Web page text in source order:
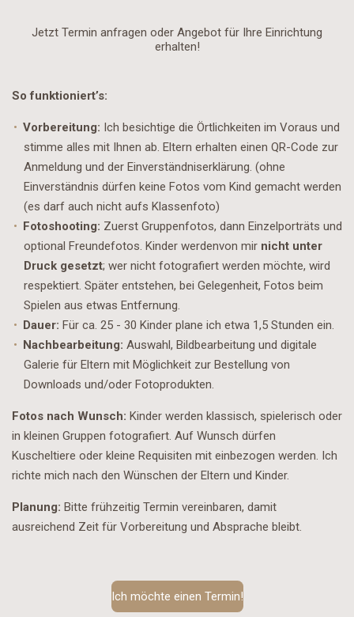
Jetzt Termin anfragen oder Angebot für Ihre Einrichtung
erhalten!
So funktioniert’s:
Vorbereitung: Ich besichtige die Örtlichkeiten im Voraus und
stimme alles mit Ihnen ab. Eltern erhalten einen QR-Code zur
Anmeldung und der Einverständniserklärung. (ohne
Einverständnis dürfen keine Fotos vom Kind gemacht werden
(es darf auch nicht aufs Klassenfoto)
Fotoshooting: Zuerst Gruppenfotos, dann Einzelporträts und
optional Freundefotos. Kinder werdenvon mir nicht unter
Druck gesetzt; wer nicht fotografiert werden möchte, wird
respektiert. Später entstehen, bei Gelegenheit, Fotos beim
Spielen aus etwas Entfernung.
Dauer: Für ca. 25 - 30 Kinder plane ich etwa 1,5 Stunden ein.
Nachbearbeitung: Auswahl, Bildbearbeitung und digitale
Galerie für Eltern mit Möglichkeit zur Bestellung von
Downloads und/oder Fotoprodukten.
Fotos nach Wunsch: Kinder werden klassisch, spielerisch oder
in kleinen Gruppen fotografiert. Auf Wunsch dürfen
Kuscheltiere oder kleine Requisiten mit einbezogen werden. Ich
richte mich nach den Wünschen der Eltern und Kinder.
Planung: Bitte frühzeitig Termin vereinbaren, damit
ausreichend Zeit für Vorbereitung und Absprache bleibt.
Ich möchte einen Termin!